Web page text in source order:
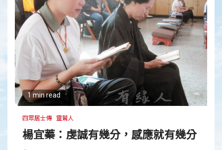
1 min read
四眾居士傳 靈鷲人
楊宜蓁：虔誠有幾分，感應就有幾分